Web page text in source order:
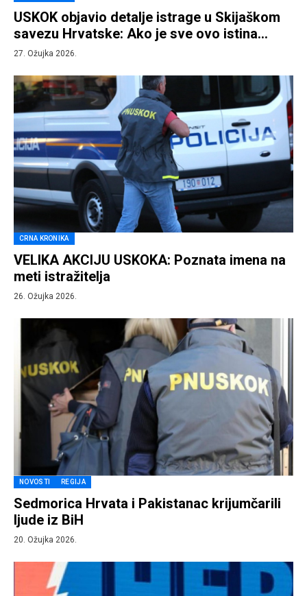
USKOK objavio detalje istrage u Skijaškom
savezu Hrvatske: Ako je sve ovo istina…
27. Ožujka 2026.
CRNA KRONIKA
VELIKA AKCIJU USKOKA: Poznata imena na
meti istražitelja
26. Ožujka 2026.
NOVOSTI REGIJA
Sedmorica Hrvata i Pakistanac krijumčarili
ljude iz BiH
20. Ožujka 2026.